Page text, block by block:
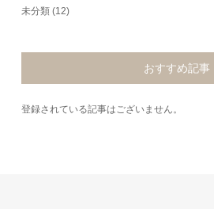
未分類 (12)
おすすめ記事
登録されている記事はございません。